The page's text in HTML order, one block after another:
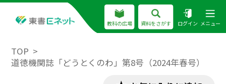
教科の広場 資料をさがす ログイン メニュー
TOP
道徳機関誌「どうとくのわ」第8号（2024年春号）